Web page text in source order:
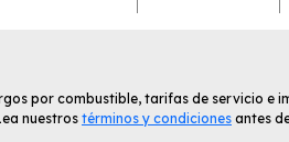
por combustible, tarifas de servicio e
nuestros términos y condiciones antes